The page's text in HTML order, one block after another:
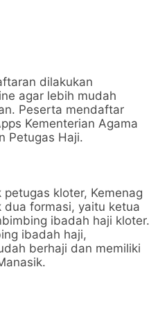
dilakukan
agar lebih mudah
Peserta mendaftar
Kementerian Agama
Petugas Haji.
kloter, Kemenag
dua formasi, yaitu ketua
ibadah haji kloter.
ibadah haji,
berhaji dan memiliki